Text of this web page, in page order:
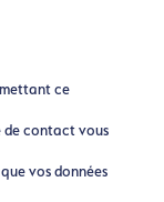
ce
de contact vous
vos données